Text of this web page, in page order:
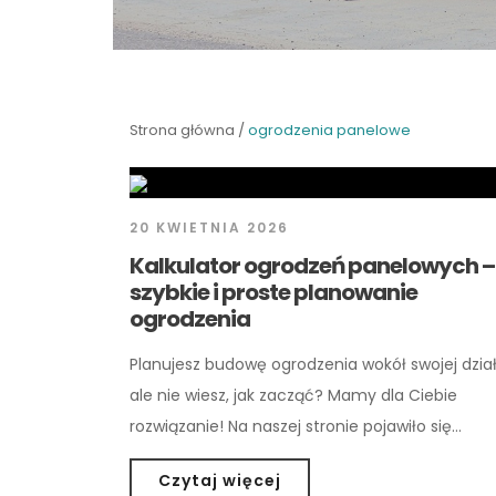
Strona główna /ogrodzenia panelowe
20 KWIETNIA 2026
Kalkulator ogrodzeń panelowych –
szybkie i proste planowanie
ogrodzenia
Planujesz budowę ogrodzenia wokół swojej
ale nie wiesz, jak zacząć? Mamy dla Ciebie
rozwiązanie! Na naszej stronie pojawiło się…
Czytaj więcej